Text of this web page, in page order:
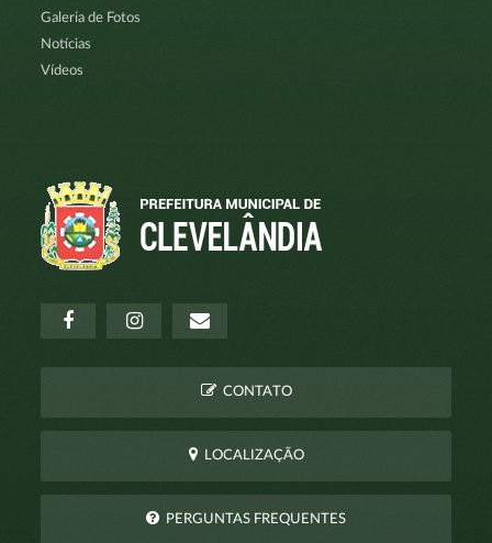
Galeria de Fotos
Notícias
Vídeos
CONTATO
LOCALIZAÇÃO
PERGUNTAS FREQUENTES